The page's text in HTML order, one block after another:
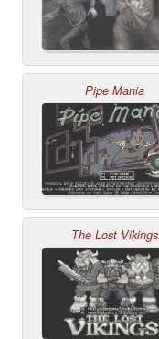
Pipe Mania
The Lost Vikings